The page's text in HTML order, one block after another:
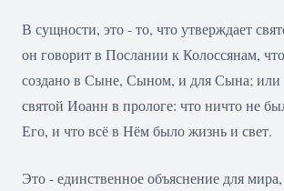
В сущности, это - то, что утверждает
он говорит в Послании к Колоссянам,
создано в Сыне, Сыном, и для Сына; или
святой Иоанн в прологе: что ничто не
Его, и что всё в Нём было жизнь и свет.
Это - единственное объяснение для